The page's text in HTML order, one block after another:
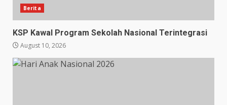
Berita
KSP Kawal Program Sekolah Nasional Terintegrasi
August 10, 2026